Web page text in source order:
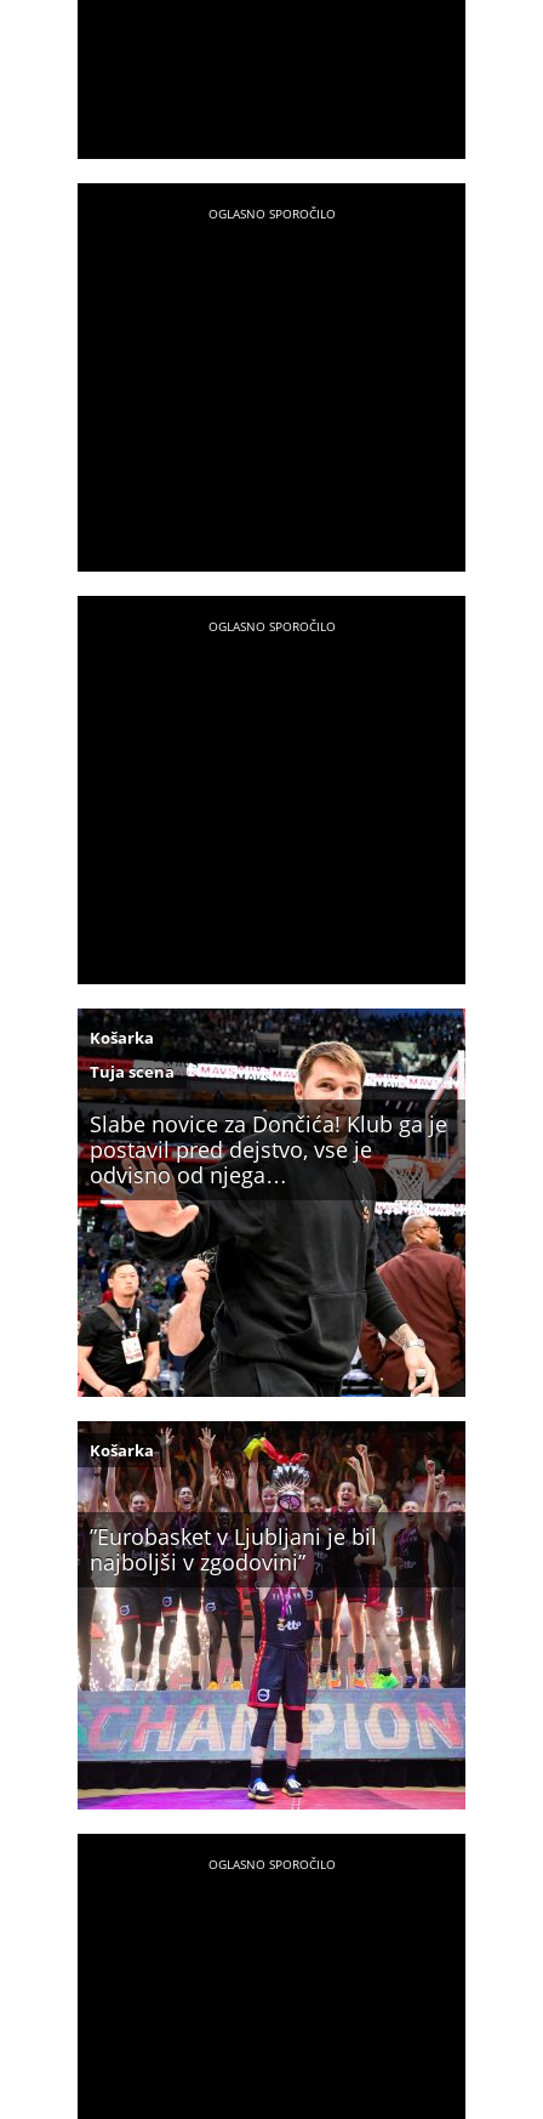
Slabe novice za Dončića! Klub ga je
postavil pred dejstvo, vse je
odvisno od njega…
Košarka
Tuja scena
”Eurobasket v Ljubljani je bil
najboljši v zgodovini”
Košarka